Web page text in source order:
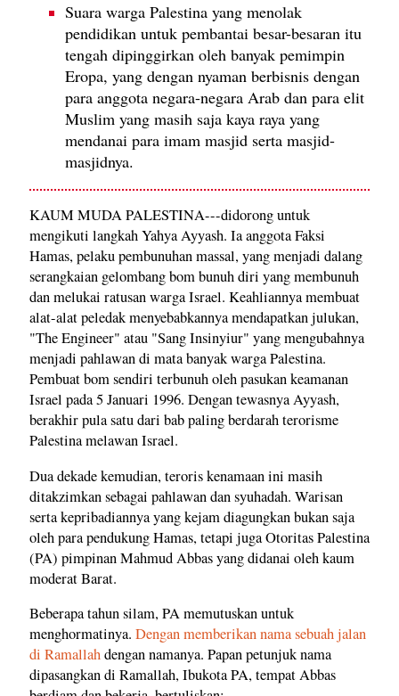
Suara warga Palestina yang menolak
pendidikan untuk pembantai besar-besaran itu
tengah dipinggirkan oleh banyak pemimpin
Eropa, yang dengan nyaman berbisnis dengan
para anggota negara-negara Arab dan para elit
Muslim yang masih saja kaya raya yang
mendanai para imam masjid serta masjid-
masjidnya.
KAUM MUDA PALESTINA---didorong untuk
mengikuti langkah Yahya Ayyash. Ia anggota Faksi
Hamas, pelaku pembunuhan massal, yang menjadi dalang
serangkaian gelombang bom bunuh diri yang membunuh
dan melukai ratusan warga Israel. Keahliannya membuat
alat-alat peledak menyebabkannya mendapatkan julukan,
"The Engineer" atau "Sang Insinyiur" yang mengubahnya
menjadi pahlawan di mata banyak warga Palestina.
Pembuat bom sendiri terbunuh oleh pasukan keamanan
Israel pada 5 Januari 1996. Dengan tewasnya Ayyash,
berakhir pula satu dari bab paling berdarah terorisme
Palestina melawan Israel.
Dua dekade kemudian, teroris kenamaan ini masih
ditakzimkan sebagai pahlawan dan syuhadah. Warisan
serta kepribadiannya yang kejam diagungkan bukan saja
oleh para pendukung Hamas, tetapi juga Otoritas Palestina
(PA) pimpinan Mahmud Abbas yang didanai oleh kaum
moderat Barat.
Beberapa tahun silam, PA memutuskan untuk
menghormatinya. Dengan memberikan nama sebuah jalan
di Ramallahdengan namanya. Papan petunjuk nama
dipasangkan di Ramallah, Ibukota PA, tempat Abbas